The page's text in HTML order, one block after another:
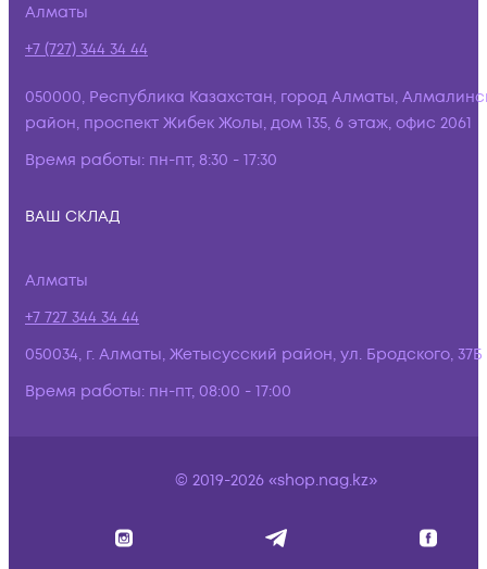
Алматы
+7 (727) 344 34 44
050000, Республика Казахстан, город Алматы,
район, проспект Жибек Жолы, дом 135, 6 этаж, офис 2061
Время работы: пн-пт, 8:30 - 17:30
ВАШ СКЛАД
Алматы
+7 727 344 34 44
050034, г. Алматы, Жетысусский район, ул. Бродского, 37Б
Время работы: пн-пт, 08:00 - 17:00
© 2019-2026 «shop.nag.kz»